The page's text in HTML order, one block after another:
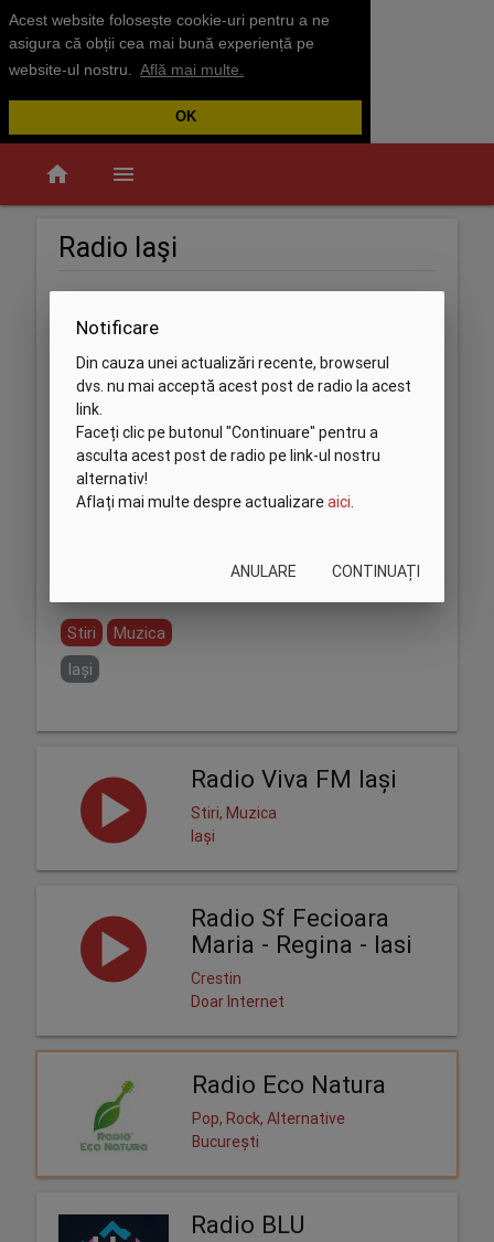
Acest website folosește cookie-uri pentru a ne
asigura că obții cea mai bună experiență pe
website-ul nostru.
Află mai multe.
OK
home menu
Radio Iaşi
Notificare
Din cauza unei actualizări recente, browserul
dvs. nu mai acceptă acest post de radio la acest
link.
Faceți clic pe butonul "Continuare" pentru a
asculta acest post de radio pe link-ul nostru
alternativ!
Aflați mai multe despre actualizareaici.
ANULARE CONTINUAȚI
Stiri
Muzica
Iași
Radio Viva FM Iași
Stiri, Muzica
Iași
Radio Sf Fecioara
Maria - Regina - Iasi
Crestin
Doar Internet
Radio Eco Natura
Pop, Rock, Alternative
București
Radio BLU